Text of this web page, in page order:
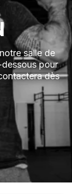
salle de
pour
dès